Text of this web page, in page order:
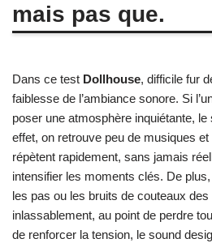
mais pas que.
Dans ce test Dollhouse, difficile fur
faiblesse de l’ambiance sonore. Si
poser une atmosphère inquiétante,
effet, on retrouve peu de musiques
répètent rapidement, sans jamais
intensifier les moments clés. De
les pas ou les bruits de couteaux
inlassablement, au point de perdre
de renforcer la tension, le sound